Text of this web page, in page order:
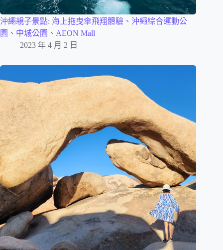
沖繩親子景點: 海上拖曳傘飛翔體驗、沖繩綜合運動公
園、中城公園、AEON Mall
2023 年 4 月 2 日